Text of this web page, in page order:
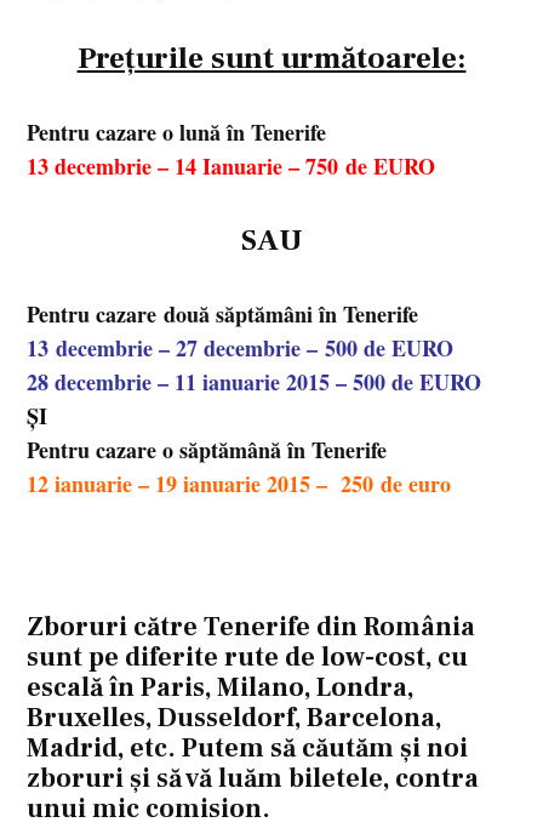
Prețurile sunt următoarele:
Pentru cazare o lună în Tenerife
13 decembrie – 14 Ianuarie – 750 de EURO
SAU
Pentru cazare două săptămâni în Tenerife
13 decembrie – 27 decembrie – 500 de EURO
28 decembrie – 11 ianuarie 2015 – 500 de EURO
ȘI
Pentru cazare o săptămână în Tenerife
12 ianuarie – 19 ianuarie 2015 – 250 de euro
Zboruri către Tenerife din România
sunt pe diferite rute de low-cost, cu
escală în Paris, Milano, Londra,
Bruxelles, Dusseldorf, Barcelona,
Madrid, etc. Putem să căutăm și noi
zboruri și să vă luăm biletele, contra
unui mic comision.